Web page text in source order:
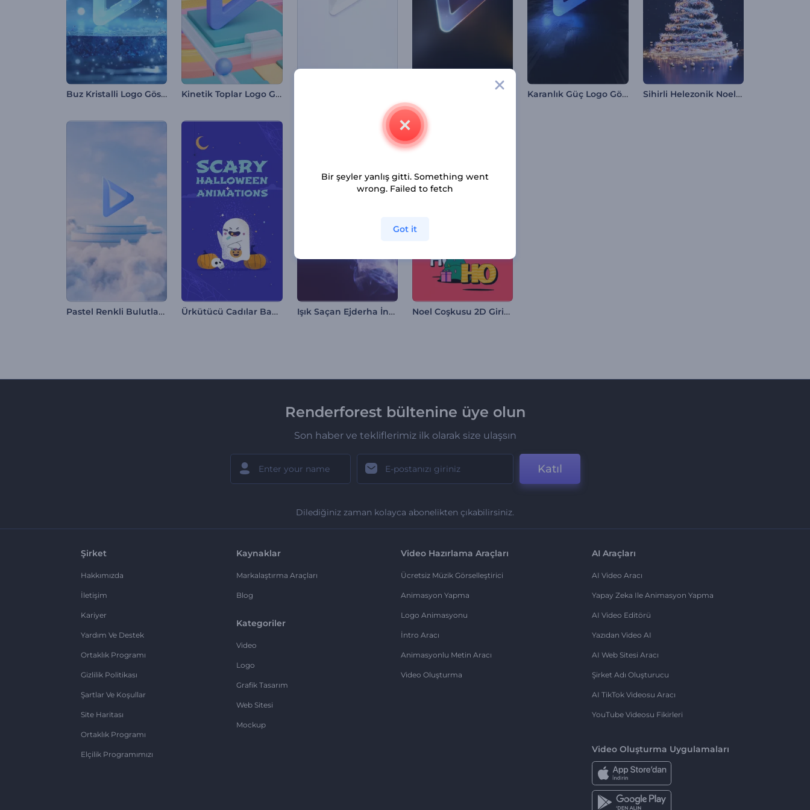
Buz Kristalli Logo Gösterimi Kinetik Toplar Logo Gösterimi Karanlık Güç Logo Gösterimi Sihirli Helezonik Noel Ağacı
Pastel Renkli Bulutlar Giriş Videosu Ürkütücü Cadılar Bayramı Animasyonları Işık Saçan Ejderha İntro Noel Coşkusu 2D Giriş Videosu
Renderforest bültenine üye olun
Son haber ve tekliflerimiz ilk olarak size ulaşsın
Katıl
Dilediğiniz zaman kolayca abonelikten çıkabilirsiniz.
Şirket
Hakkımızda
İletişim
Kariyer
Yardım Ve Destek
Ortaklık Programı
Gizlilik Politikası
Şartlar Ve Koşullar
Site Haritası
Ortaklık Programı
Elçilik Programımızı
Kaynaklar
Markalaştırma Araçları
Blog
Kategoriler
Video
Logo
Grafik Tasarım
Web Sitesi
Mockup
Video Hazırlama Araçları
Ücretsiz Müzik Görselleştirici
Animasyon Yapma
Logo Animasyonu
İntro Aracı
Animasyonlu Metin Aracı
Video Oluşturma
AI Araçları
AI Video Aracı
Yapay Zeka Ile Animasyon Yapma
AI Video Editörü
Yazıdan Video AI
AI Web Sitesi Aracı
Şirket Adı Oluşturucu
AI TikTok Videosu Aracı
YouTube Videosu Fikirleri
Video Oluşturma Uygulamaları
Bir şeyler yanlış gitti. Something went
wrong. Failed to fetch
Got it